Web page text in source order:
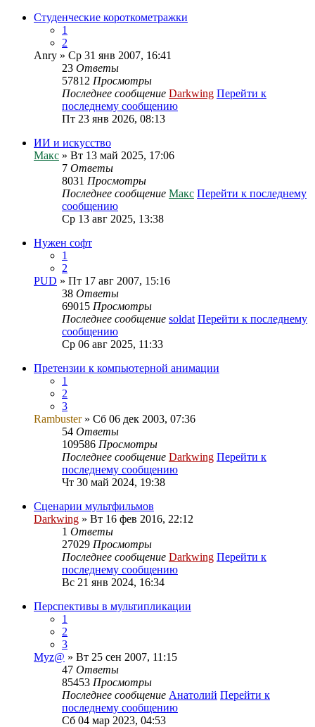
Студенческие короткометражки
1
2
Anry » Ср 31 янв 2007, 16:41
23 Ответы
57812 Просмотры
Последнее сообщение Darkwing Перейти к
последнему сообщению
Пт 23 янв 2026, 08:13
ИИ и искусство
Макс » Вт 13 май 2025, 17:06
7 Ответы
8031 Просмотры
Последнее сообщение Макс Перейти к последнему
сообщению
Ср 13 авг 2025, 13:38
Нужен софт
1
2
PUD » Пт 17 авг 2007, 15:16
38 Ответы
69015 Просмотры
Последнее сообщение soldat Перейти к последнему
сообщению
Ср 06 авг 2025, 11:33
Претензии к компьютерной анимации
1
2
3
Rambuster» Сб 06 дек 2003, 07:36
54 Ответы
109586 Просмотры
Последнее сообщение Darkwing Перейти к
последнему сообщению
Чт 30 май 2024, 19:38
Сценарии мультфильмов
Darkwing » Вт 16 фев 2016, 22:12
1 Ответы
27029 Просмотры
Последнее сообщение Darkwing Перейти к
последнему сообщению
Вс 21 янв 2024, 16:34
Перспективы в мультипликации
1
2
3
Myz@ » Вт 25 сен 2007, 11:15
47 Ответы
85453 Просмотры
Последнее сообщение Анатолий Перейти к
последнему сообщению
Сб 04 мар 2023, 04:53